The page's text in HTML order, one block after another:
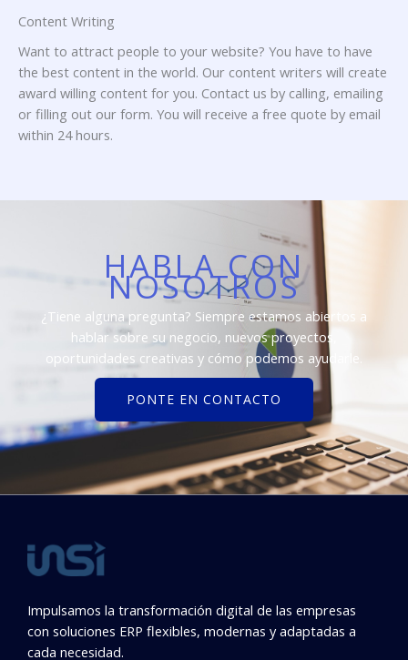
Content Writing
Want to attract people to your website? You have to have
the best content in the world. Our content writers will create
award willing content for you. Contact us by calling, emailing
or filling out our form. You will receive a free quote by email
within 24 hours.
HABLA CON
NOSOTROS
¿Tiene alguna pregunta? Siempre estamos abiertos a
hablar sobre su negocio, nuevos proyectos,
oportunidades creativas y cómo podemos ayudarle.
PONTE EN CONTACTO
Impulsamos la transformación digital de las empresas
con soluciones ERP flexibles, modernas y adaptadas a
cada necesidad.